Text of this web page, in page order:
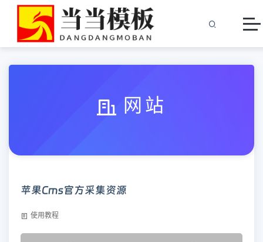
网站
苹果Cms官方采集资源
使用教程